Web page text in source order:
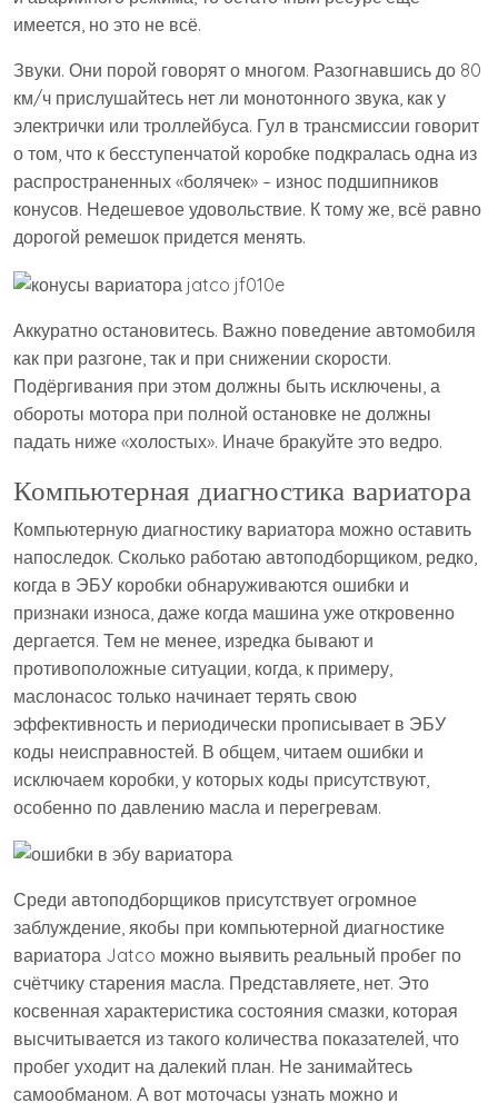
имеется, но это не всё.
Звуки. Они порой говорят о многом. Разогнавшись до 80
км/ч прислушайтесь нет ли монотонного звука, как у
электрички или троллейбуса. Гул в трансмиссии говорит
о том, что к бесступенчатой коробке подкралась одна из
распространенных «болячек» – износ подшипников
конусов. Недешевое удовольствие. К тому же, всё равно
дорогой ремешок придется менять.
Аккуратно остановитесь. Важно поведение автомобиля
как при разгоне, так и при снижении скорости.
Подёргивания при этом должны быть исключены, а
обороты мотора при полной остановке не должны
падать ниже «холостых». Иначе бракуйте это ведро.
Компьютерная диагностика вариатора
Компьютерную диагностику вариатора можно оставить
напоследок. Сколько работаю автоподборщиком, редко,
когда в ЭБУ коробки обнаруживаются ошибки и
признаки износа, даже когда машина уже откровенно
дергается. Тем не менее, изредка бывают и
противоположные ситуации, когда, к примеру,
маслонасос только начинает терять свою
эффективность и периодически прописывает в ЭБУ
коды неисправностей. В общем, читаем ошибки и
исключаем коробки, у которых коды присутствуют,
особенно по давлению масла и перегревам.
Среди автоподборщиков присутствует огромное
заблуждение, якобы при компьютерной диагностике
вариатора Jatco можно выявить реальный пробег по
счётчику старения масла. Представляете, нет. Это
косвенная характеристика состояния смазки, которая
высчитывается из такого количества показателей, что
пробег уходит на далекий план. Не занимайтесь
самообманом. А вот моточасы узнать можно и